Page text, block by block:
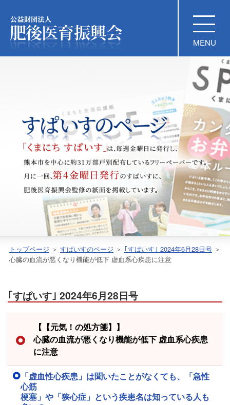
公益財団法人 肥後医育振興
トップページ ＞ すぱいすのページ ＞ ｢すぱいす｣ 2024年6月28日号 ＞
心臓の血流が悪くなり機能が低下 虚血系心疾患に注意
｢すぱいす｣ 2024年6月28日号
【【元気！の処方箋】】
心臓の血流が悪くなり機能が低下 虚血系心疾患
に注意
「虚血性心疾患」は聞いたことがなくても、「急性
心筋
梗塞」や「狭心症」という疾患名は知っている人も